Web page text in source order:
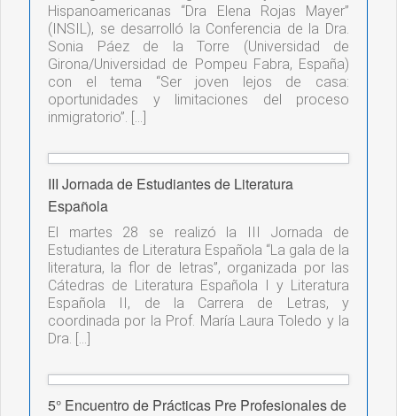
Hispanoamericanas “Dra Elena Rojas Mayer”
(INSIL), se desarrolló la Conferencia de la Dra.
Sonia Páez de la Torre (Universidad de
Girona/Universidad de Pompeu Fabra, España)
con el tema “Ser joven lejos de casa:
oportunidades y limitaciones del proceso
inmigratorio”. […]
III Jornada de Estudiantes de Literatura
Española
El martes 28 se realizó la III Jornada de
Estudiantes de Literatura Española “La gala de la
literatura, la flor de letras”, organizada por las
Cátedras de Literatura Española I y Literatura
Española II, de la Carrera de Letras, y
coordinada por la Prof. María Laura Toledo y la
Dra. […]
5° Encuentro de Prácticas Pre Profesionales de